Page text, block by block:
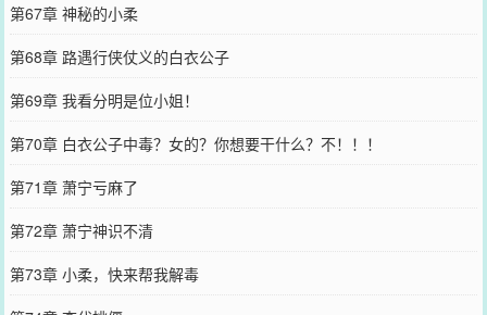
第67章 神秘的小柔
第68章 路遇行侠仗义的白衣公子
第69章 我看分明是位小姐！
第70章 白衣公子中毒？女的？你想要干什么？不！！！
第71章 萧宁亏麻了
第72章 萧宁神识不清
第73章 小柔，快来帮我解毒